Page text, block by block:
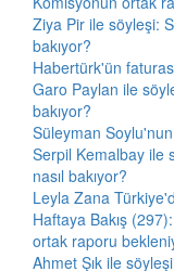
Ziya Pir ile söyleşi:
bakıyor?
Habertürk'ün
Garo Paylan ile
bakıyor?
Süleyman
Serpil Kemalbay ile
nasıl bakıyor?
Leyla Zana
Haftaya Bakış
ortak raporu
Ahmet Şık ile